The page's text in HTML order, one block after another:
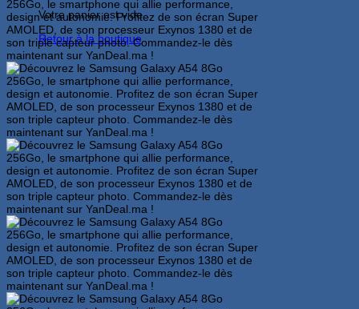
Votre panier est vide.
Retour à la boutique